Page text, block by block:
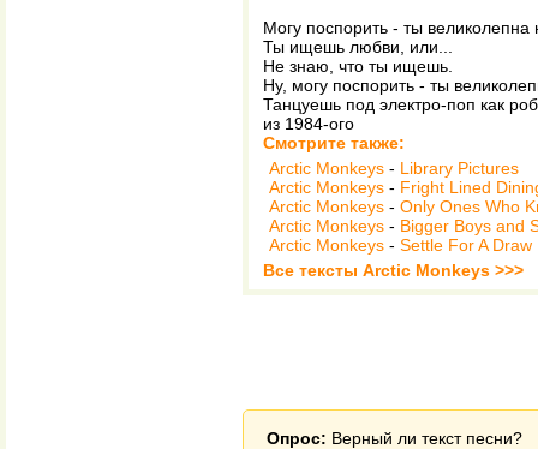
Могу поспорить - ты великолепна
Ты ищешь любви, или...
Не знаю, что ты ищешь.
Ну, могу поспорить - ты
Танцуешь под электро-поп как
из 1984-ого
Смотрите также:
Arctic Monkeys - Library Pictures
Arctic Monkeys - Fright Lined
Arctic Monkeys - Only Ones Who
Arctic Monkeys - Bigger Boys and
Arctic Monkeys - Settle For A Draw
Все тексты Arctic Monkeys >>>
Опрос: Верный ли текст песни?